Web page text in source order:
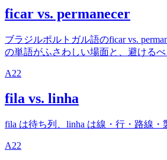
ficar vs. permanecer
ブラジルポルトガル語のficar vs.
の単語がふさわしい場面と、避けるべ
A22
fila vs. linha
fila は待ち列、linha は線・行・路線・
A22